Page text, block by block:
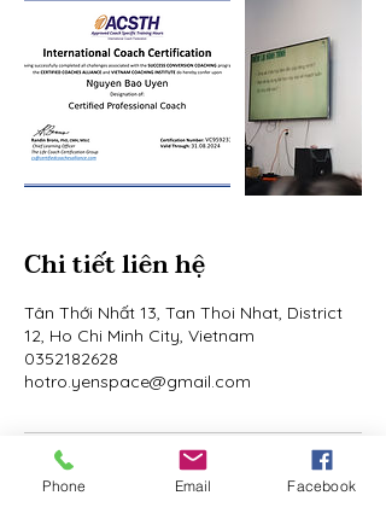
Chi tiết liên hệ
Tân Thới Nhất 13, Tan Thoi Nhat, District
12, Ho Chi Minh City, Vietnam
0352182628
hotro.yenspace@gmail.com
Phone Email Facebook